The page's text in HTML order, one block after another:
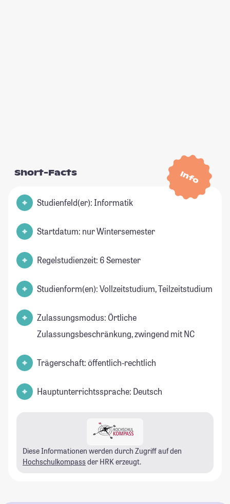
Info
Short-Facts
Studienfeld(er): Informatik
Startdatum: nur Wintersemester
Regelstudienzeit: 6 Semester
Studienform(en): Vollzeitstudium, Teilzeitstudium
Zulassungsmodus: Örtliche
Zulassungsbeschränkung, zwingend mit NC
Trägerschaft: öffentlich-rechtlich
Hauptunterrichtssprache: Deutsch
Diese Informationen werden durch Zugriff auf den
Hochschulkompass der HRK erzeugt.